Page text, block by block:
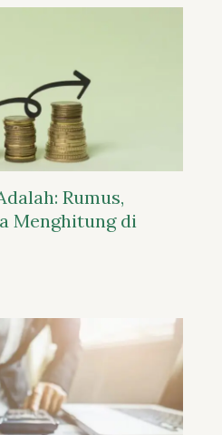
Rumus,
Menghitung di